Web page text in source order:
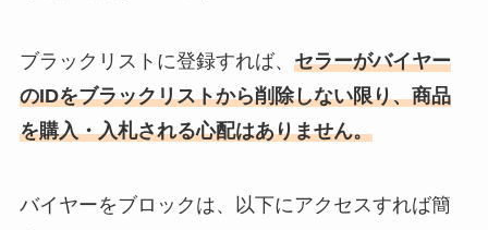
ブラックリストに登録すれば、 セラーがバイヤー
のIDをブラックリストから削除しない限り、商品
を購入・入札される心配はありません。
バイヤーをブロックは、以下にアクセスすれば簡